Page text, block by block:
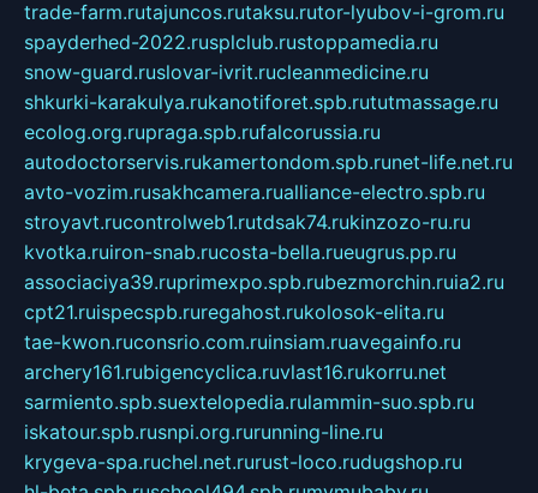
trade-farm.rutajuncos.rutaksu.rutor-lyubov-i-grom.ru
spayderhed-2022.rusplclub.rustoppamedia.ru
snow-guard.ruslovar-ivrit.rucleanmedicine.ru
shkurki-karakulya.rukanotiforet.spb.rututmassage.ru
ecolog.org.rupraga.spb.rufalcorussia.ru
autodoctorservis.rukamertondom.spb.runet-life.net.ru
avto-vozim.rusakhcamera.rualliance-electro.spb.ru
stroyavt.rucontrolweb1.rutdsak74.rukinzozo-ru.ru
kvotka.ruiron-snab.rucosta-bella.rueugrus.pp.ru
associaciya39.ruprimexpo.spb.rubezmorchin.ruia2.ru
cpt21.ruispecspb.ruregahost.rukolosok-elita.ru
tae-kwon.ruconsrio.com.ruinsiam.ruavegainfo.ru
archery161.rubigencyclica.ruvlast16.rukorru.net
sarmiento.spb.suextelopedia.rulammin-suo.spb.ru
iskatour.spb.rusnpi.org.rurunning-line.ru
krygeva-spa.ruchel.net.rurust-loco.rudugshop.ru